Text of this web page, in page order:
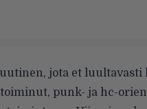
jota et
punk- ja hc-